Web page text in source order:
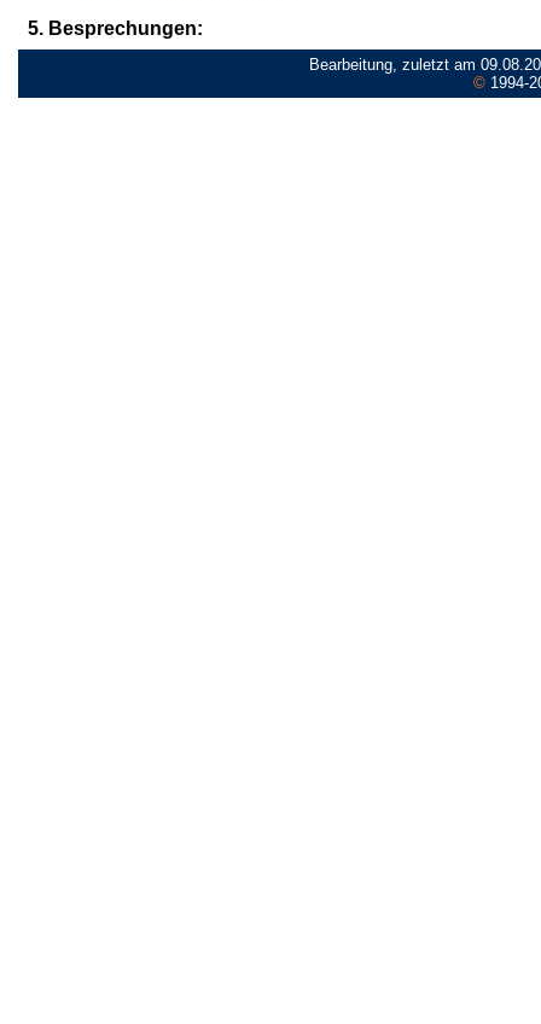
5. Besprechungen:
Bearbeitung, zuletzt am
©1994-